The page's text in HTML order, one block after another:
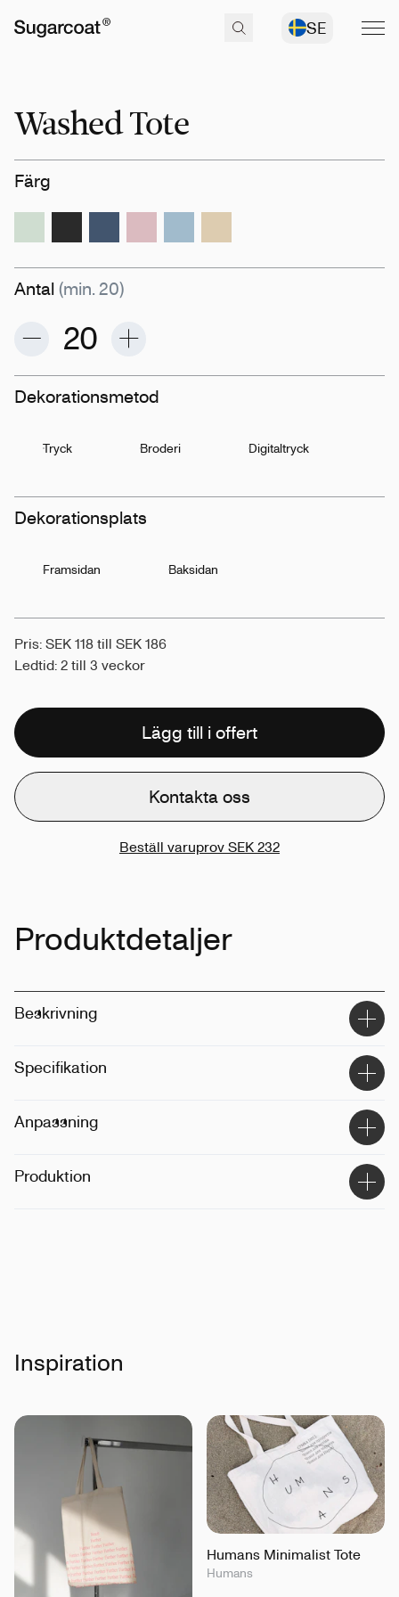
SE
Washed Tote
Färg
Antal (min. 20)
Dekorationsmetod
Tryck Broderi Digitaltryck
Dekorationsplats
Framsidan Baksidan
Pris: SEK 118 till SEK 186
Ledtid: 2 till 3 veckor
Lägg till i offert
Kontakta oss
Beställ varuprov SEK 232
Produktdetaljer
Beskrivning
Specifikation
Material:Återvunnet bomull
Anpassning
Tekniker:Tryck, broderi
Produktion
Inspiration
Humans Minimalist Tote
Humans